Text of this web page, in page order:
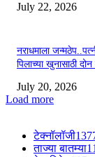
July 22, 2026
नराधमाला
पिलाच्या खुनासाठी दोन
July 20, 2026
Load more
टेक्नॉलॉजी
ताज्या बातम्या